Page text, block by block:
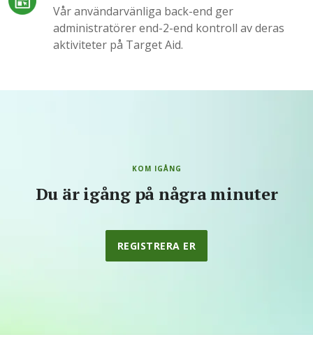
Vår användarvänliga back-end ger
administratörer end-2-end kontroll av deras
aktiviteter på Target Aid.
KOM IGÅNG
Du är igång på några minuter
REGISTRERA ER